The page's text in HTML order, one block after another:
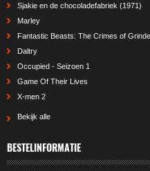
Sjakie en de chocoladefabriek (1971)
Marley
Fantastic Beasts: The Crimes of
Daltry
Occupied - Seizoen 1
Game Of Their Lives
X-men 2
Bekijk alle
BESTELINFORMATIE